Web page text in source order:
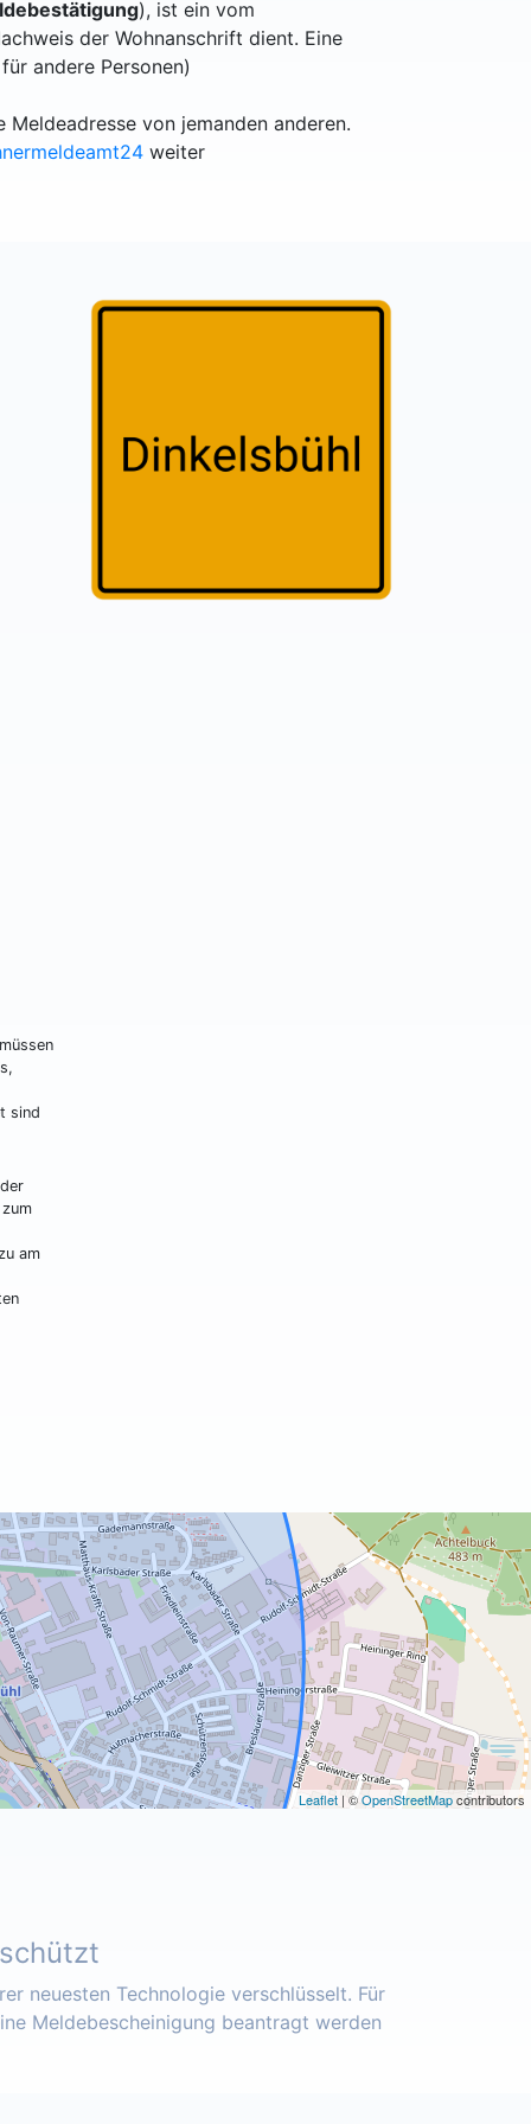
), ist ein vom
der Wohnanschrift dient. Eine
andere Personen)
Meldeadresse von jemanden anderen.
weiter
sind
am
Leaflet | ©OpenStreetMapcontributors
neuesten Technologie verschlüsselt. Für
Meldebescheinigung beantragt werden